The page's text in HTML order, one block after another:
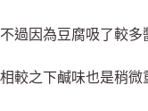
不過因為豆腐吸了較多
相較之下鹹味也是稍微